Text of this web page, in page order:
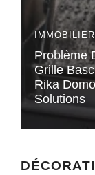
IMMOBILIER
Problème
Grille
Rika
Solutions